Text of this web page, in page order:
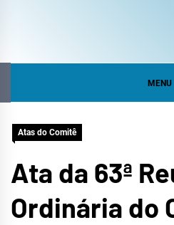
MENU
Atas do Comitê
Ata da 63ª
Ordinária do